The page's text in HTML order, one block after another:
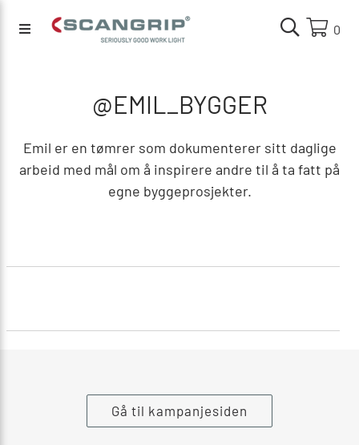
0
@EMIL_BYGGER
Emil er en tømrer som dokumenterer sitt daglige
arbeid med mål om å inspirere andre til å ta fatt på
egne byggeprosjekter.
Gå til kampanjesiden